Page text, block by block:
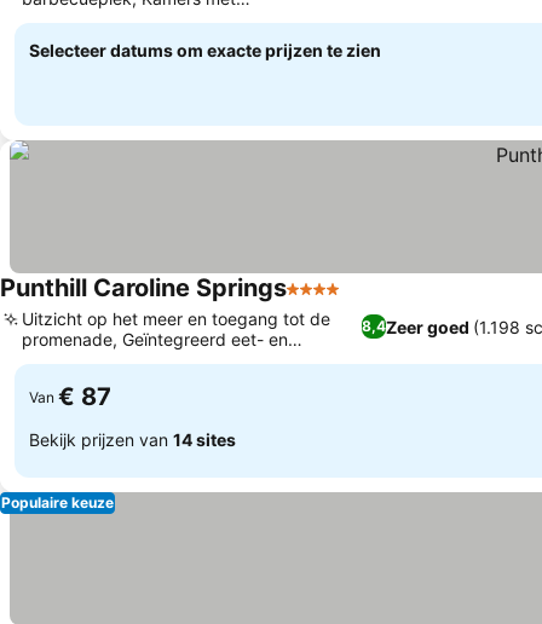
bubbelbad
Selecteer datums om exacte prijzen te zien
Punthill Caroline Springs4 Sterren
8,4Zeer goed (1.198
Uitzicht op het meer en toegang tot de
promenade, Geïntegreerd eet- en
winkelgebied
Van € 87
Bekijk prijzen van 14 sites
Populaire keuze